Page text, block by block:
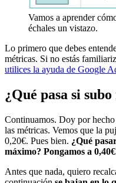
Vamos a aprender
échales un vistazo.
Lo primero que debes
métricas. Si no estás
utilices la ayuda de Google
¿Qué pasa si
Continuamos. Doy por
las métricas. Vemos que la
0,20€. Pues bien. ¿Qué
máximo? Pongamos a 0,40€
Antes que nada, quiero